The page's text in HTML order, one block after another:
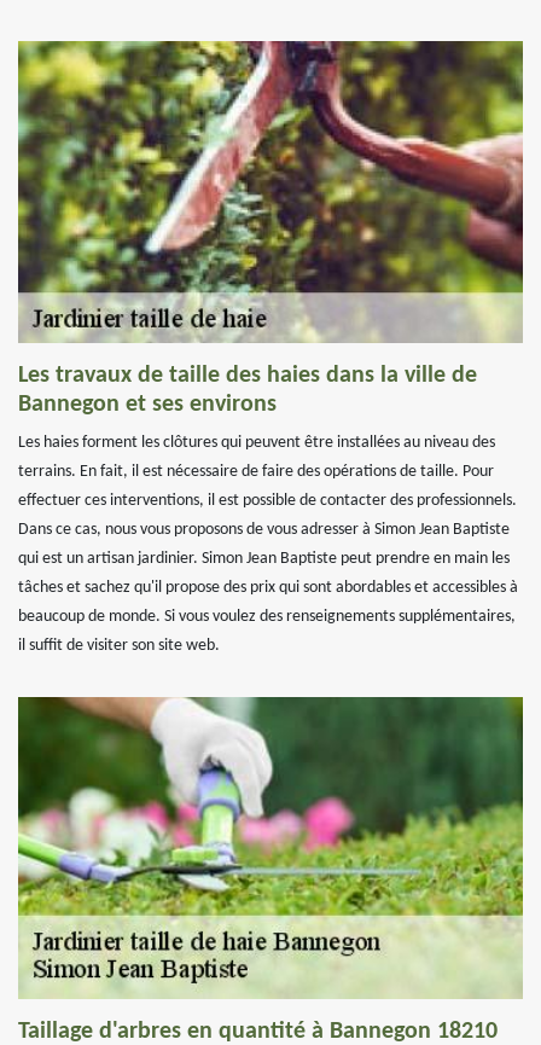
Les travaux de taille des haies dans la ville de
Bannegon et ses environs
Les haies forment les clôtures qui peuvent être installées au niveau des
terrains. En fait, il est nécessaire de faire des opérations de taille. Pour
effectuer ces interventions, il est possible de contacter des professionnels.
Dans ce cas, nous vous proposons de vous adresser à Simon Jean Baptiste
qui est un artisan jardinier. Simon Jean Baptiste peut prendre en main les
tâches et sachez qu'il propose des prix qui sont abordables et accessibles à
beaucoup de monde. Si vous voulez des renseignements supplémentaires,
il suffit de visiter son site web.
Taillage d'arbres en quantité à Bannegon 18210